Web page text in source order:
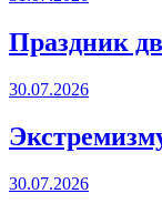
Праздник
30.07.2026
30.07.2026